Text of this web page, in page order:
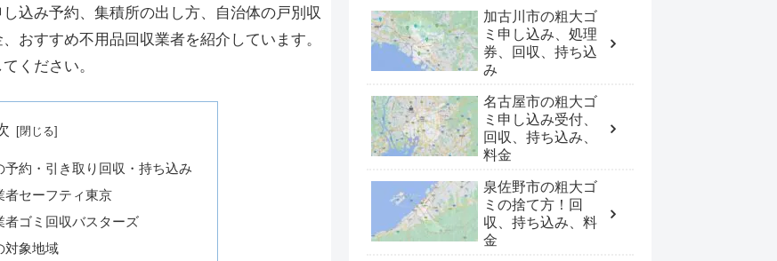
込み予約、集積所の出し方、自治体の戸別収
おすすめ不用品回収業者を紹介しています。
ください。
約・引き取り回収・持ち込み
者セーフティ東京
者ゴミ回収バスターズ
対象地域
加古川市の粗大ゴ
ミ申し込み、処理
券、回収、持ち込
み
名古屋市の粗大ゴ
ミ申し込み受付、
回収、持ち込み、
料金
泉佐野市の粗大ゴ
ミの捨て方！回
収、持ち込み、料
金